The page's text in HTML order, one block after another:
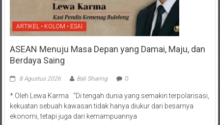
ARTIKEL • KOLOM • ESAI
ASEAN Menuju Masa Depan yang Damai, Maju, dan
Berdaya Saing
8 Agustus 2026 Bali Sharing 0
* Oleh Lewa Karma “Di tengah dunia yang semakin terpolarisasi,
kekuatan sebuah kawasan tidak hanya diukur dari besarnya
ekonomi, tetapi juga dari kemampuannya